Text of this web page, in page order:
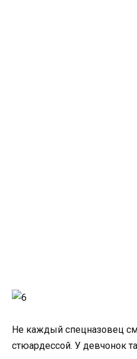
Не каждый спецназовец
стюардессой. У девчонок